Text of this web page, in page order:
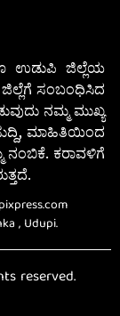
ಉಡುಪಿ ಜಿಲ್ಲೆಯ
ಸಂಬಂಧಿಸಿದ
ನಮ್ಮ ಮುಖ್ಯ
ಮಾಹಿತಿಯಿಂದ
ನಂಬಿಕೆ. ಕರಾವಳಿಗೆ
, Udupi.
reserved.